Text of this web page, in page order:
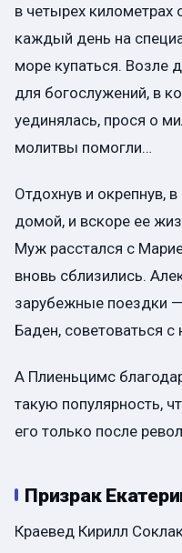
в четырех
каждый день на
море купаться. Возле
для богослужений, в
уединялась, прося о
молитвы помогли…
Отдохнув и окрепнув,
домой, и вскоре ее
Муж расстался с
вновь сблизились.
зарубежные поездки
Баден, советоваться с
А Плиеньцимс
такую популярность,
его только после
Призрак
Краевед Кирилл